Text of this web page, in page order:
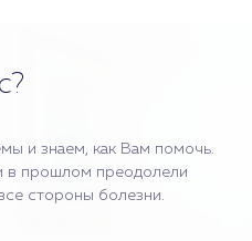
и знаем, как Вам помочь.
в прошлом преодолели
стороны болезни.